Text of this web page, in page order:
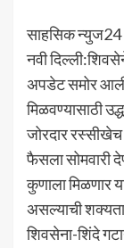
साहसिक न्युज24
नवी
अपडेट समोर
मिळवण्यासाठी
जोरदार
फैसला सोमवारी
कुणाला मिळणार
असल्याची
शिवसेना-शिंदे